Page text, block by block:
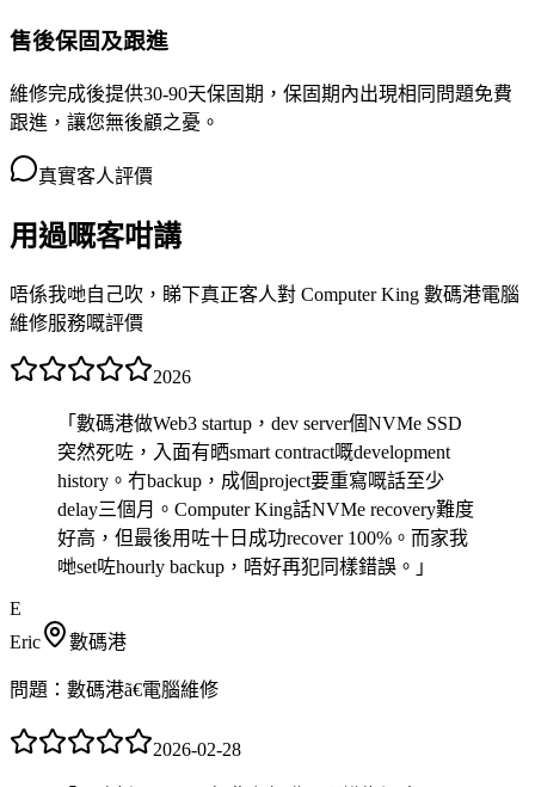
售後保固及跟進
維修完成後提供30-90天保固期，保固期內出現相同問題免費
跟進，讓您無後顧之憂。
真實客人評價
用過嘅客咁講
唔係我哋自己吹，睇下真正客人對 Computer King 數碼港電腦
維修服務嘅評價
2026
「 數碼港做Web3 startup，dev server個NVMe SSD
突然死咗，入面有晒smart contract嘅development
history。冇backup，成個project要重寫嘅話至少
delay三個月。Computer King話NVMe recovery難度
好高，但最後用咗十日成功recover 100%。而家我
哋set咗hourly backup，唔好再犯同樣錯誤。 」
E
Eric
數碼港
問題： 數碼港ã€電腦維修
2026-02-28